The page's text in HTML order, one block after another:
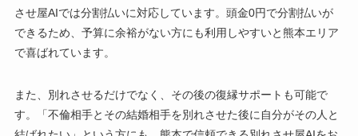
させ屋AIでは分割払いに対応しています。頭金0円で分割払いが
できるため、予算に余裕がない方にも利用しやすいと熊本エリア
で喜ばれています。
また、別れさせるだけでなく、その後の復縁サポートも可能で
す。「不倫相手とその結婚相手を別れさせた後に自分がその人と